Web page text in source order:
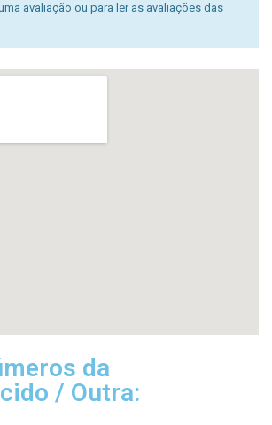
avaliação ou para ler as avaliações das
da
/ Outra: